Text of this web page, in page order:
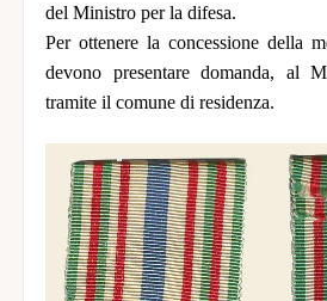
del Ministro per la difesa.
Per ottenere la concessione della
devono presentare domanda, al
tramite il comune di residenza.